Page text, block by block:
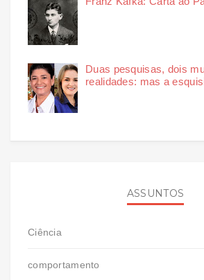
Duas pesquisas, dois
realidades: mas a
ASSUNTOS
Ciência
comportamento